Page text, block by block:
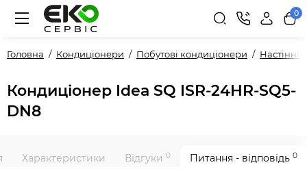
0
Головна Кондиціонери Побутові кондиціонери Настінні
Кондиціонер Idea SQ ISR-24HR-SQ5-
DN8
Характеристики Відгуки 0 Питання - відповідь 0